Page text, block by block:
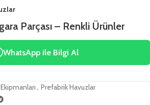
Parçası – Renkli Ürünler
WhatsApp ile Bilgi Al
, Prefabrik Havuzlar